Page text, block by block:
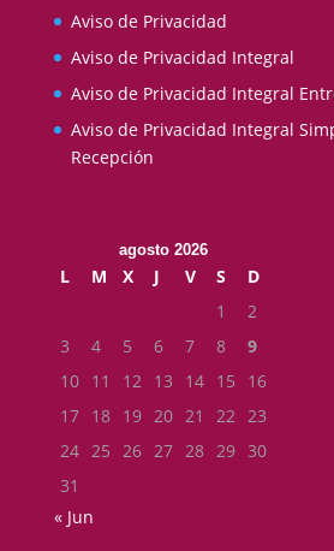
Aviso de Privacidad
Aviso de Privacidad Integral
Aviso de Privacidad Integral
Aviso de Privacidad Integral
Recepción
agosto 2026
L M X J V S
D
1
2
3
4 5 6 7 8
9
10 11 12 13 14 15
16
17 18 19 20 21 22 23
24 25 26 27 28 29 30
31
« Jun